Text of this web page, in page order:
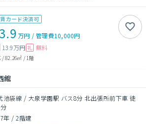
カード決済可
万円 /管理費10,000円
13.9万円 礼 無料
/82.26㎡ /1階
館
池袋線 / 大泉学園駅 バス8分 北出張所前下車 徒
年 /2階建